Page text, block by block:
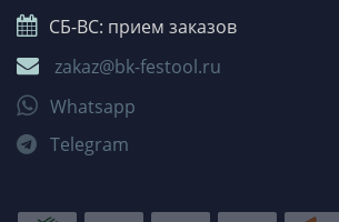
СБ-ВС: прием заказов
zakaz@bk-festool.ru
Whatsapp
Telegram